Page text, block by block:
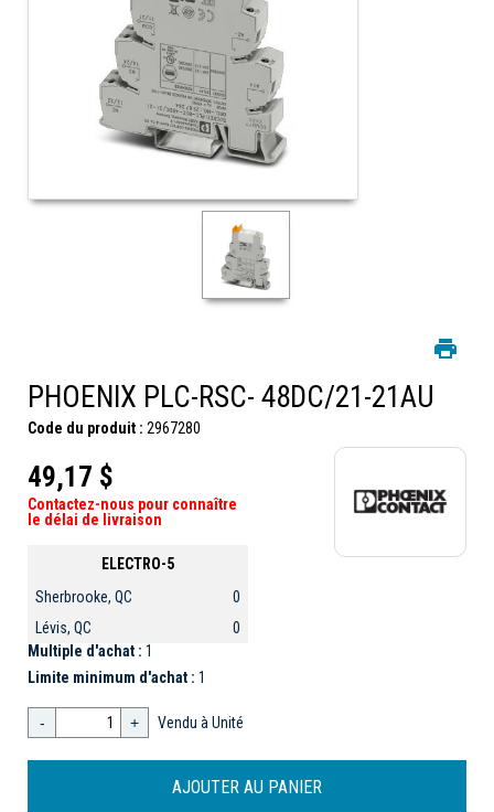
PHOENIX PLC-RSC- 48DC/21-21AU
Code du produit : 2967280
49,17 $
Contactez-nous pour connaître
le délai de livraison
ELECTRO-5
Sherbrooke, QC
0
Lévis, QC
0
Multiple d'achat : 1
Limite minimum d'achat : 1
- + Vendu à Unité